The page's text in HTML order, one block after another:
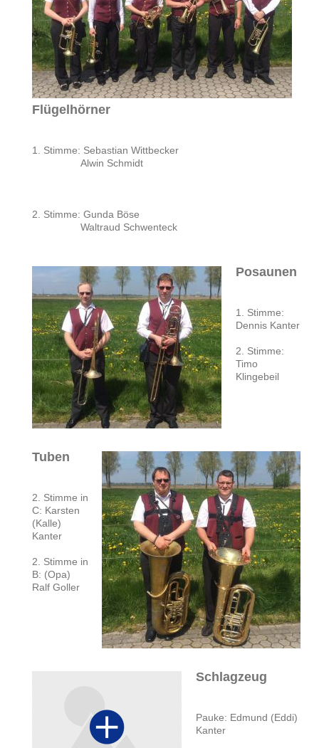
Flügelhörner
1. Stimme: Sebastian Wittbecker
Alwin Schmidt
2. Stimme: Gunda Böse
Waltraud Schwenteck
Posaunen
1. Stimme:
Dennis Kanter
2. Stimme:
Timo
Klingebeil
Tuben
2. Stimme in
C: Karsten
(Kalle)
Kanter
2. Stimme in
B: (Opa)
Ralf Goller
Schlagzeug
Pauke: Edmund (Eddi)
Kanter